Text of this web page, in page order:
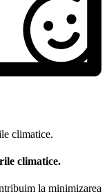
climatice.
la minimizarea